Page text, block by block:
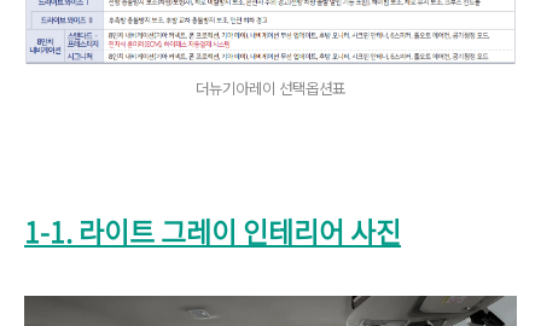
더뉴기아레이 선택옵션표
1-1. 라이트 그레이 인테리어 사진